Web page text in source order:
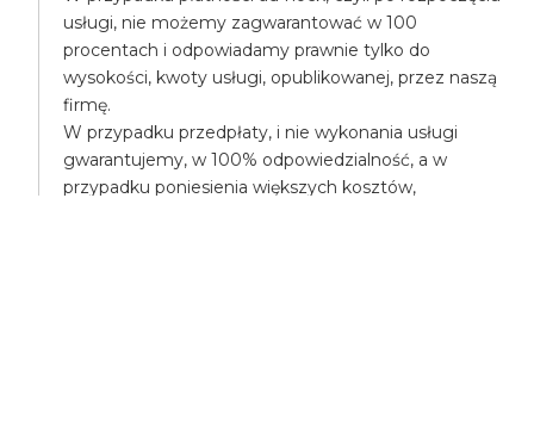
usługi, nie możemy zagwarantować w 100
procentach i odpowiadamy prawnie tylko do
wysokości, kwoty usługi, opublikowanej, przez naszą
firmę.
W przypadku przedpłaty, i nie wykonania usługi
gwarantujemy, w 100% odpowiedzialność, a w
przypadku poniesienia większych kosztów,